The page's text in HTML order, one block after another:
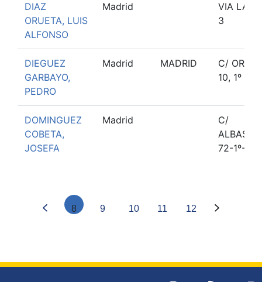
DIAZ
ORUETA, LUIS
ALFONSO
Madrid
VIA
3
DIEGUEZ
GARBAYO,
PEDRO
Madrid MADRID
C/
10, 1º OF.
DOMINGUEZ
COBETA,
JOSEFA
Madrid
C/
72-1º-1
8 9 10 11 12